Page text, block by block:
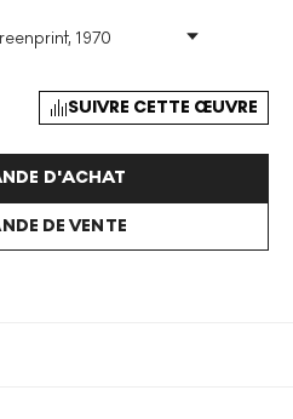
1970
SUIVRE CETTE ŒUVRE
D'ACHAT
DE VENTE